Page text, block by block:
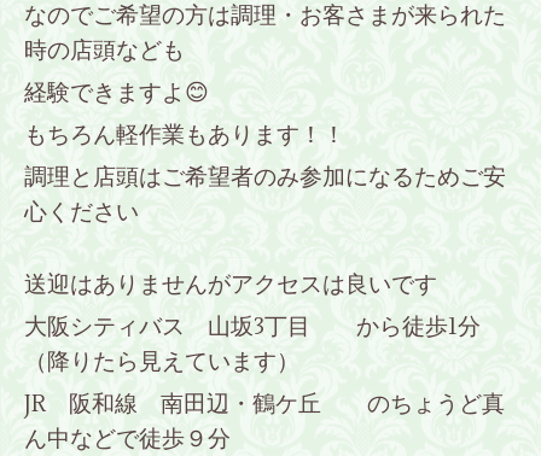
なのでご希望の方は調理・お客さまが来られた
時の店頭なども
経験できますよ😊
もちろん軽作業もあります！！
調理と店頭はご希望者のみ参加になるためご安
心ください
送迎はありませんがアクセスは良いです
大阪シティバス 山坂3丁目 から徒歩1分
（降りたら見えています）
JR 阪和線 南田辺・鶴ケ丘 のちょうど真
ん中などで徒歩９分